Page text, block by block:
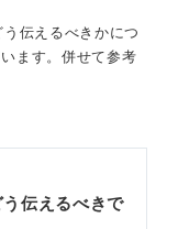
伝えるべきかにつ
ます。併せて参考
伝えるべきで